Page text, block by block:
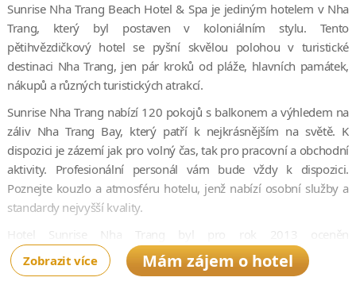
Sunrise Nha Trang Beach Hotel & Spa je jediným hotelem v Nha
Trang, který byl postaven v koloniálním stylu. Tento
pětihvězdičkový hotel se pyšní skvělou polohou v turistické
destinaci Nha Trang, jen pár kroků od pláže, hlavních památek,
nákupů a různých turistických atrakcí.
Sunrise Nha Trang nabízí 120 pokojů s balkonem a výhledem na
záliv Nha Trang Bay, který patří k nejkrásnějším na světě. K
dispozici je zázemí jak pro volný čas, tak pro pracovní a obchodní
aktivity. Profesionální personál vám bude vždy k dispozici.
Poznejte kouzlo a atmosféru hotelu, jenž nabízí osobní služby a
standardy nejvyšší kvality.
Hotel Sunrise Nha Trang byl pro rok 2013 oceněn
prostřednictvím certifikátu kvality „Certificate of Excellence“
serveru TripAdvisor, který je udělován jen těm nejlepším v oboru.
Zobrazit více Mám zájem o hotel